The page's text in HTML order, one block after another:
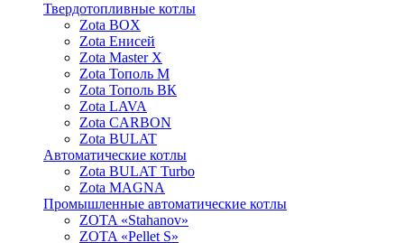
Твердотопливные котлы
Zota BOX
Zota Енисей
Zota Master X
Zota Тополь М
Zota Тополь ВК
Zota LAVA
Zota CARBON
Zota BULAT
Автоматические котлы
Zota BULAT Turbo
Zota MAGNA
Промышленные автоматические котлы
ZOTA «Stahanov»
ZOTA «Pellet S»